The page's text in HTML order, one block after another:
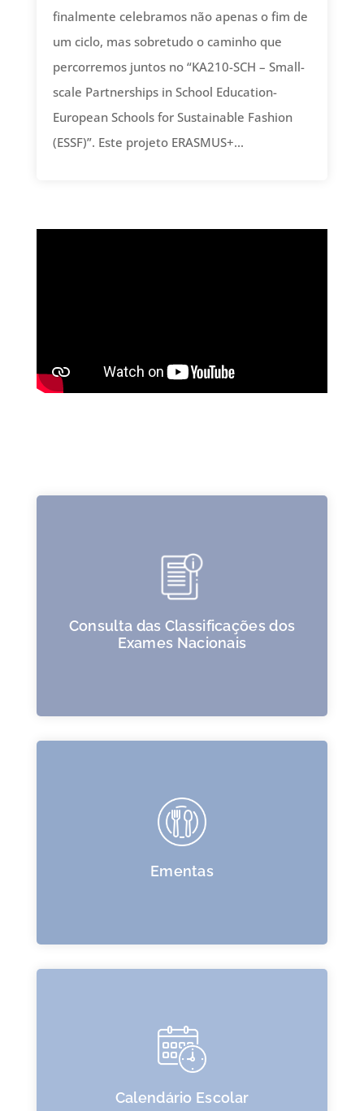
finalmente celebramos não apenas o fim de
um ciclo, mas sobretudo o caminho que
percorremos juntos no “KA210-SCH – Small-
scale Partnerships in School Education-
European Schools for Sustainable Fashion
(ESSF)”. Este projeto ERASMUS+...
Consulta das Classificações dos
Exames Nacionais
Ementas
Calendário Escolar